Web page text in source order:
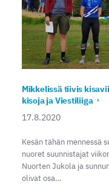
Mikkelissä tiivis
kisoja ja Viestiliiga
17.8.2020
Kesän tähän mennessä
nuoret suunnistajat
Nuorten Jukola ja
olivat osa…